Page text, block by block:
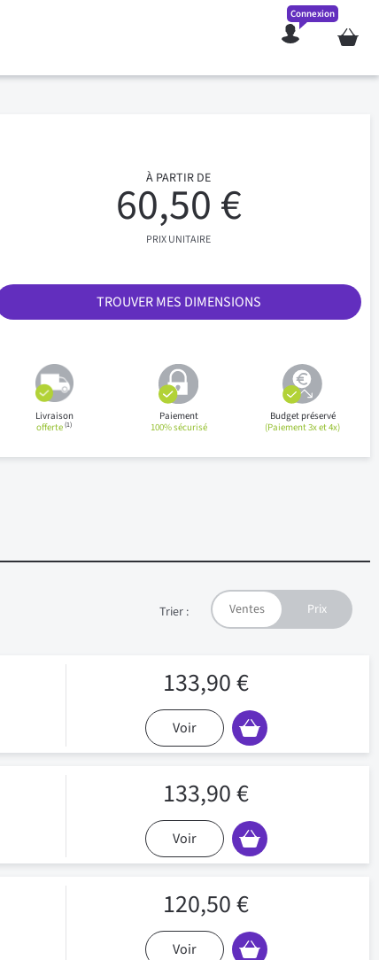
Mon
Connexion
À PARTIR DE
60,50 €
PRIX UNITAIRE
TROUVER MES DIMENSIONS
Livraison
offerte(1)
Paiement
100% sécurisé
Budget préservé
(Paiement 3x et 4x)
Trier :
133,90 €
Voir
133,90 €
Voir
120,50 €
Voir